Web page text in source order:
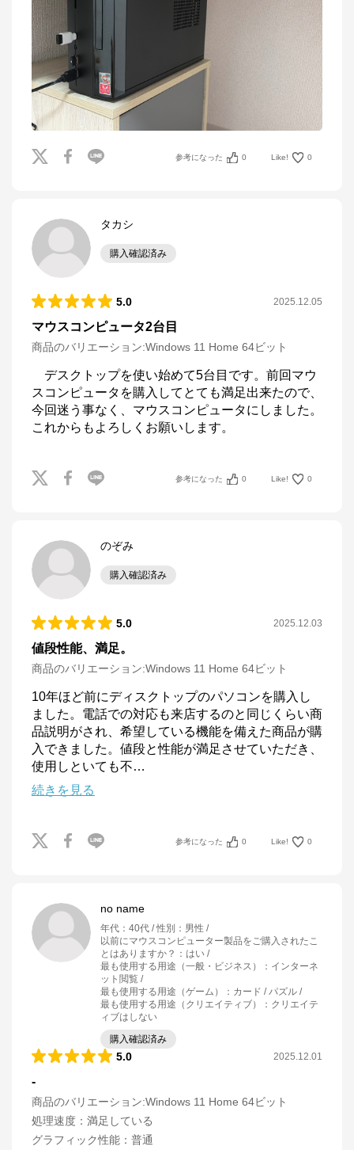
参考になった 0 Like! 0
タカシ
購入確認済み
5.0 2025.12.05
マウスコンピュータ2台目
商品のバリエーション:Windows 11 Home 64ビット
デスクトップを使い始めて5台目です。前回マウ
スコンピュータを購入してとても満足出来たので、
今回迷う事なく、マウスコンピュータにしました。
これからもよろしくお願いします。
参考になった 0 Like! 0
のぞみ
購入確認済み
5.0 2025.12.03
値段性能、満足。
商品のバリエーション:Windows 11 Home 64ビット
10年ほど前にディスクトップのパソコンを購入し
ました。電話での対応も来店するのと同じくらい商
品説明がされ、希望している機能を備えた商品が購
入できました。値段と性能が満足させていただき、
使用しといても不…
続きを見る
参考になった 0 Like! 0
no name
年代 ： 40代 性別 ： 男性
以前にマウスコンピューター製品をご購入されたこ
とはありますか？ ： はい
最も使用する用途（一般・ビジネス）
： インターネ
ット閲覧
最も使用する用途（ゲーム）
： カード / パズル
最も使用する用途（クリエイティブ）
： クリエイテ
ィブはしない
購入確認済み
5.0 2025.12.01
-
商品のバリエーション:Windows 11 Home 64ビット
処理速度 ： 満足している
グラフィック性能 ： 普通